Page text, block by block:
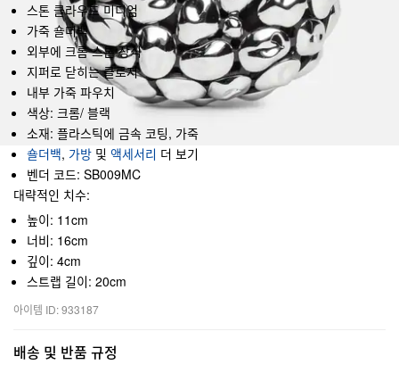
스톤 클라우드 미디엄
가죽 숄더백
외부에 크롬 스톤 장식
지퍼로 닫히는 클로저
내부 가죽 파우치
색상: 크롬/ 블랙
소재: 플라스틱에 금속 코팅, 가죽
숄더백, 가방 및 액세서리 더 보기
벤더 코드: SB009MC
대략적인 치수:
높이: 11cm
너비: 16cm
깊이: 4cm
스트랩 길이: 20cm
아이템 ID: 933187
배송 및 반품 규정